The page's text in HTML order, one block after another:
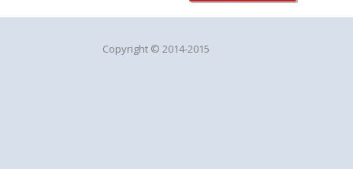
Copyright © 2014-2015